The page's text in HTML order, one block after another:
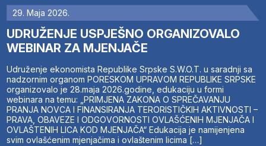
29. Maja 2026.
UDRUŽENJE USPJEŠNO ORGANIZOVALO
WEBINAR ZA MJENJAČE
Udruženje ekonomista Republike Srpske S.W.O.T. u saradnji sa
nadzornim organom PORESKOM UPRAVOM REPUBLIKE SRPSKE
organizovalo je 28.maja 2026.godine, edukaciju u formi
webinara na temu: „PRIMJENA ZAKONA O SPREČAVANJU
PRANJA NOVCA I FINANSIRANJA TERORISTIČKIH AKTIVNOSTI –
PRAVA, OBAVEZE I ODGOVORNOSTI OVLAŠĆENIH MJENJAČA I
OVLAŠTENIH LICA KOD MJENJAČA“ Edukacija je namijenjena
svim ovlašćenim mjenjačima i ovlaštenim licima […]